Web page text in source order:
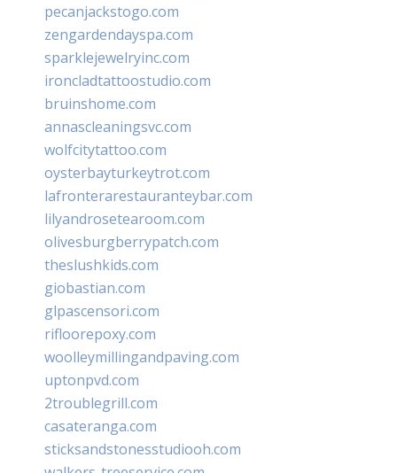
pecanjackstogo.com
zengardendayspa.com
sparklejewelryinc.com
ironcladtattoostudio.com
bruinshome.com
annascleaningsvc.com
wolfcitytattoo.com
oysterbayturkeytrot.com
lafronterarestauranteybar.com
lilyandrosetearoom.com
olivesburgberrypatch.com
theslushkids.com
giobastian.com
glpascensori.com
rifloorepoxy.com
woolleymillingandpaving.com
uptonpvd.com
2troublegrill.com
casateranga.com
sticksandstonesstudiooh.com